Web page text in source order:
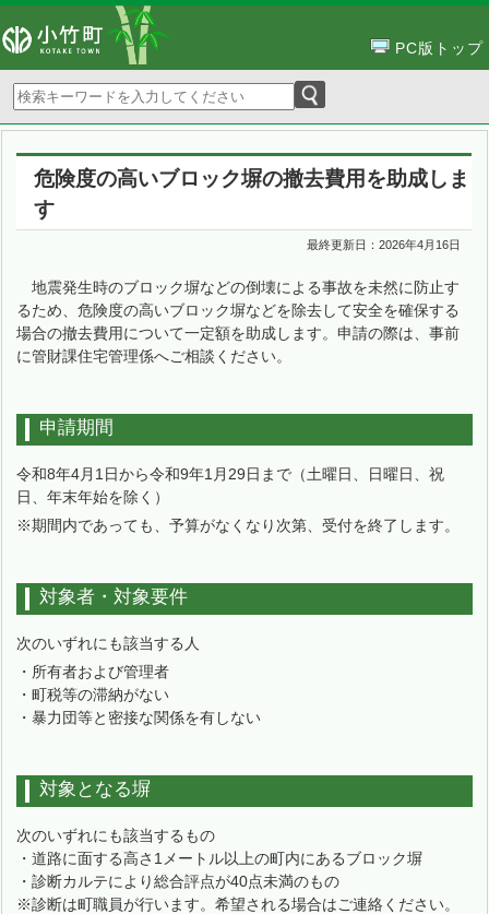
PC版トップ
危険度の高いブロック塀の撤去費用を助成しま
す
最終更新日：2026年4月16日
地震発生時のブロック塀などの倒壊による事故を未然に防止す
るため、危険度の高いブロック塀などを除去して安全を確保する
場合の撤去費用について一定額を助成します。申請の際は、事前
に管財課住宅管理係へご相談ください。
申請期間
令和8年4月1日から令和9年1月29日まで（土曜日、日曜日、祝
日、年末年始を除く）
※期間内であっても、予算がなくなり次第、受付を終了します。
対象者・対象要件
次のいずれにも該当する人
・所有者および管理者
・町税等の滞納がない
・暴力団等と密接な関係を有しない
対象となる塀
次のいずれにも該当するもの
・道路に面する高さ1メートル以上の町内にあるブロック塀
・診断カルテにより総合評点が40点未満のもの
※診断は町職員が行います。希望される場合はご連絡ください。